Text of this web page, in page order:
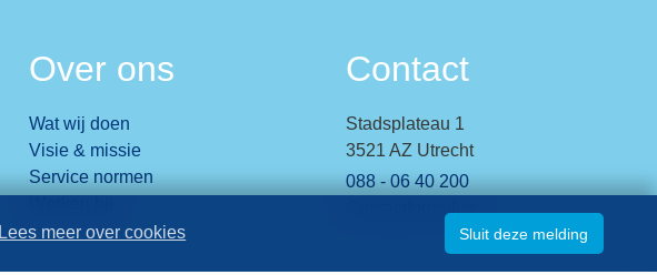
Lees meer over cookies Sluit deze melding
Over ons
Wat wij doen
Visie & missie
Service normen
Contact
Stadsplateau 1
3521 AZ Utrecht
088 - 06 40 200